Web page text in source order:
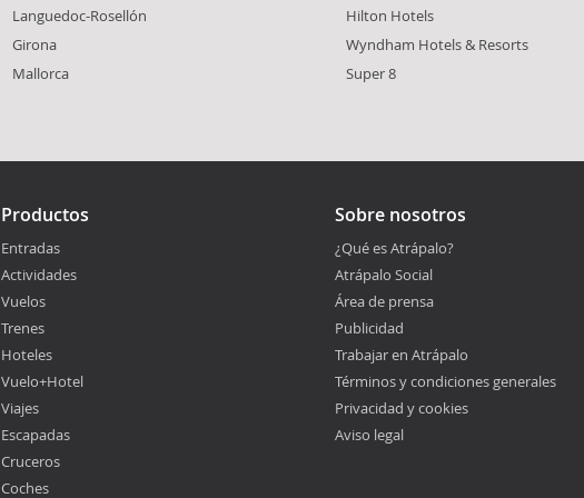
Languedoc-Rosellón
Girona
Mallorca
Hilton Hotels
Wyndham Hotels & Resorts
Super 8
Productos
Entradas
Actividades
Vuelos
Trenes
Hoteles
Vuelo+Hotel
Viajes
Escapadas
Cruceros
Coches
Sobre nosotros
¿Qué es Atrápalo?
Atrápalo Social
Área de prensa
Publicidad
Trabajar en Atrápalo
Términos y condiciones generales
Privacidad y cookies
Aviso legal